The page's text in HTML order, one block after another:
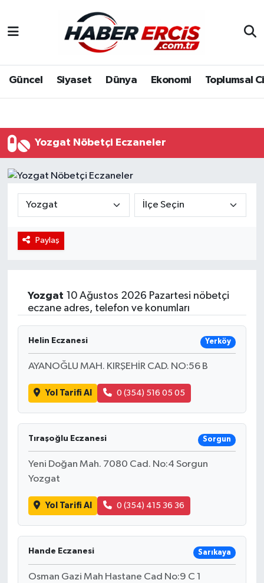
Güncel Siyaset Dünya Ekonomi Toplumsal
Yozgat Nöbetçi Eczaneler
Paylaş
Yozgat 10 Ağustos 2026 Pazartesi nöbetçi
eczane adres, telefon ve konumları
Helin Eczanesi Yerköy
AYANOĞLU MAH. KIRŞEHİR CAD. NO:56 B
Yol Tarifi Al 0 (354) 516 05 05
Tıraşoğlu Eczanesi Sorgun
Yeni Doğan Mah. 7080 Cad. No:4 Sorgun
Yozgat
Yol Tarifi Al 0 (354) 415 36 36
Hande Eczanesi Sarıkaya
Osman Gazi Mah Hastane Cad No:9 C 1